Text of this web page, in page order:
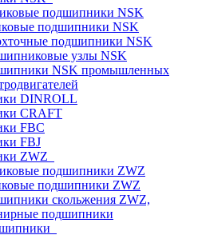
подшипники NSK
подшипники NSK
подшипники NSK
узлы NSK
NSK промышленных
DINROLL
CRAFT
FBC
FBJ
ZWZ
подшипники ZWZ
подшипники ZWZ
скольжения ZWZ,
подшипники